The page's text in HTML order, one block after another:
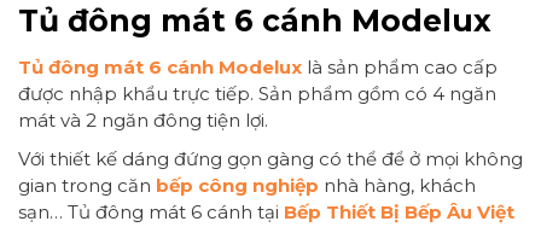
Tủ đông mát 6 cánh Modelux
Tủ đông mát 6 cánh Modelux là sản phẩm cao cấp
được nhập khẩu trực tiếp. Sản phẩm gồm có 4 ngăn
mát và 2 ngăn đông tiện lợi.
Với thiết kế dáng đứng gọn gàng có thể để ở mọi không
gian trong căn bếp công nghiệp nhà hàng, khách
sạn… Tủ đông mát 6 cánh tại Bếp Thiết Bị Bếp Âu Việt